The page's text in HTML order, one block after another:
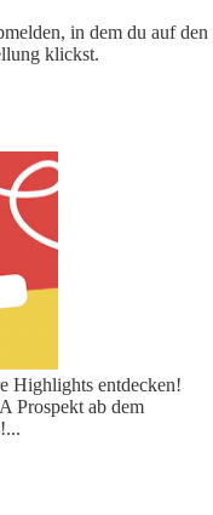
in dem du auf den
klickst.
Highlights entdecken!
Prospekt ab dem
...